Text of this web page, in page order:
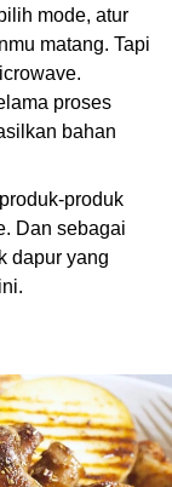
mode, atur
matang. Tapi
proses
bahan
produk
Dan sebagai
dapur yang